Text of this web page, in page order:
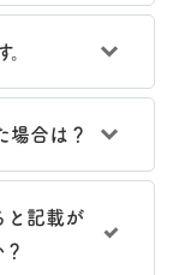
場合は？
と記載が